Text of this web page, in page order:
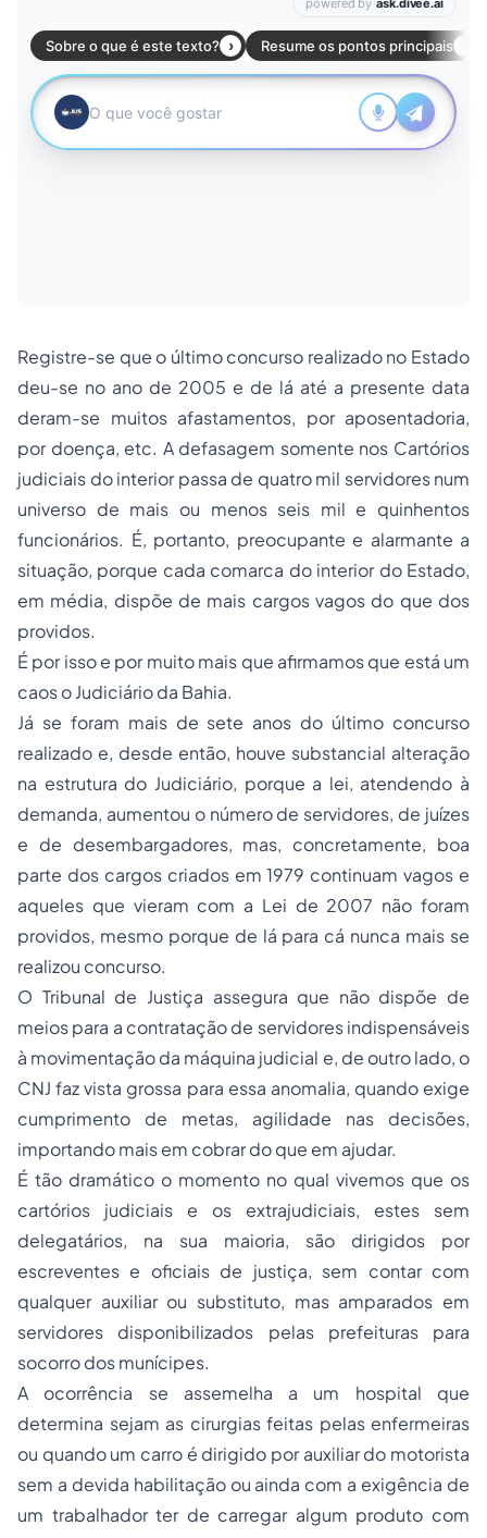
Registre-se que o último concurso realizado no Estado
deu-se no ano de 2005 e de lá até a presente data
deram-se muitos afastamentos, por aposentadoria,
por doença, etc. A defasagem somente nos Cartórios
judiciais do interior passa de quatro mil servidores num
universo de mais ou menos seis mil e quinhentos
funcionários. É, portanto, preocupante e alarmante a
situação, porque cada comarca do interior do Estado,
em média, dispõe de mais cargos vagos do que dos
providos.
É por isso e por muito mais que afirmamos que está um
caos o Judiciário da Bahia.
Já se foram mais de sete anos do último concurso
realizado e, desde então, houve substancial alteração
na estrutura do Judiciário, porque a lei, atendendo à
demanda, aumentou o número de servidores, de juízes
e de desembargadores, mas, concretamente, boa
parte dos cargos criados em 1979 continuam vagos e
aqueles que vieram com a Lei de 2007 não foram
providos, mesmo porque de lá para cá nunca mais se
realizou concurso.
O Tribunal de Justiça assegura que não dispõe de
meios para a contratação de servidores indispensáveis
à movimentação da máquina judicial e, de outro lado, o
CNJ faz vista grossa para essa anomalia, quando exige
cumprimento de metas, agilidade nas decisões,
importando mais em cobrar do que em ajudar.
É tão dramático o momento no qual vivemos que os
cartórios judiciais e os extrajudiciais, estes sem
delegatários, na sua maioria, são dirigidos por
escreventes e oficiais de justiça, sem contar com
qualquer auxiliar ou substituto, mas amparados em
servidores disponibilizados pelas prefeituras para
socorro dos munícipes.
A ocorrência se assemelha a um hospital que
determina sejam as cirurgias feitas pelas enfermeiras
ou quando um carro é dirigido por auxiliar do motorista
sem a devida habilitação ou ainda com a exigência de
um trabalhador ter de carregar algum produto com